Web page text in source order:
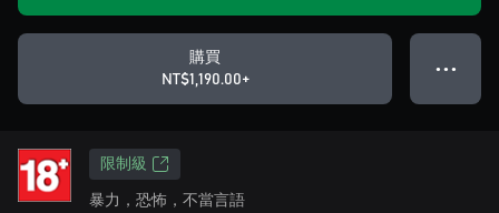
購買
NT$1,190.00+
● ● ●
限制級
暴力，恐怖，不當言語